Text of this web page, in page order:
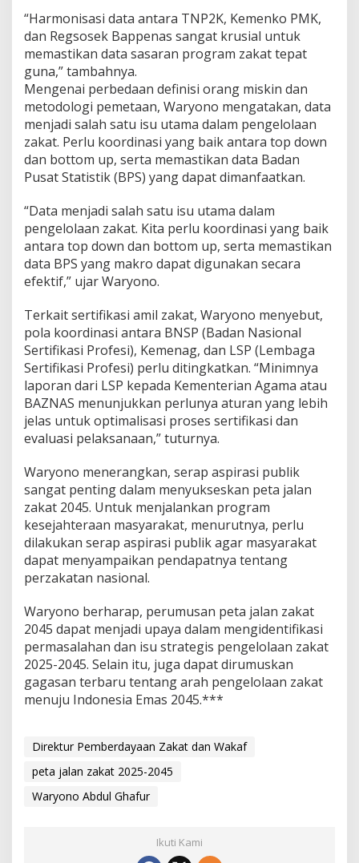
“Harmonisasi data antara TNP2K, Kemenko PMK,
dan Regsosek Bappenas sangat krusial untuk
memastikan data sasaran program zakat tepat
guna,” tambahnya.
Mengenai perbedaan definisi orang miskin dan
metodologi pemetaan, Waryono mengatakan, data
menjadi salah satu isu utama dalam pengelolaan
zakat. Perlu koordinasi yang baik antara top down
dan bottom up, serta memastikan data Badan
Pusat Statistik (BPS) yang dapat dimanfaatkan.
“Data menjadi salah satu isu utama dalam
pengelolaan zakat. Kita perlu koordinasi yang baik
antara top down dan bottom up, serta memastikan
data BPS yang makro dapat digunakan secara
efektif,” ujar Waryono.
Terkait sertifikasi amil zakat, Waryono menyebut,
pola koordinasi antara BNSP (Badan Nasional
Sertifikasi Profesi), Kemenag, dan LSP (Lembaga
Sertifikasi Profesi) perlu ditingkatkan. “Minimnya
laporan dari LSP kepada Kementerian Agama atau
BAZNAS menunjukkan perlunya aturan yang lebih
jelas untuk optimalisasi proses sertifikasi dan
evaluasi pelaksanaan,” tuturnya.
Waryono menerangkan, serap aspirasi publik
sangat penting dalam menyukseskan peta jalan
zakat 2045. Untuk menjalankan program
kesejahteraan masyarakat, menurutnya, perlu
dilakukan serap aspirasi publik agar masyarakat
dapat menyampaikan pendapatnya tentang
perzakatan nasional.
Waryono berharap, perumusan peta jalan zakat
2045 dapat menjadi upaya dalam mengidentifikasi
permasalahan dan isu strategis pengelolaan zakat
2025-2045. Selain itu, juga dapat dirumuskan
gagasan terbaru tentang arah pengelolaan zakat
menuju Indonesia Emas 2045.***
Direktur Pemberdayaan Zakat dan Wakaf
peta jalan zakat 2025-2045
Waryono Abdul Ghafur
Ikuti Kami